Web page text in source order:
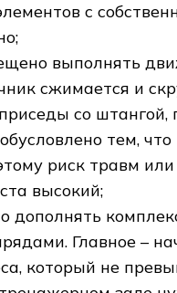
с
выполнять
сжимается и
со штангой,
тем,
риск травм
высокий;
дополнять
Главное –
который не